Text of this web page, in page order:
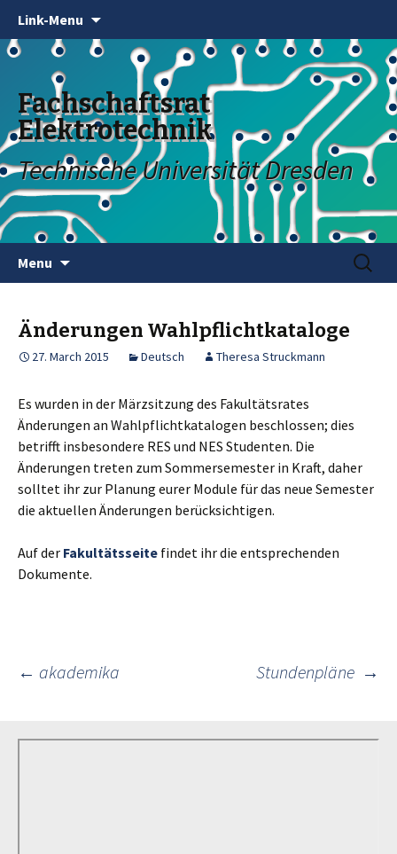
Link-Menu
Fachschaftsrat
Elektrotechnik
Technische Universität Dresden
Menu
Search
for:
Änderungen Wahlpflichtkataloge
27. March 2015 Deutsch Theresa Struckmann
Es wurden in der Märzsitzung des Fakultätsrates
Änderungen an Wahlpflichtkatalogen beschlossen; dies
betrifft insbesondere RES und NES Studenten. Die
Änderungen treten zum Sommersemester in Kraft, daher
solltet ihr zur Planung eurer Module für das neue Semester
die aktuellen Änderungen berücksichtigen.
Auf der Fakultätsseite findet ihr die entsprechenden
Dokumente.
Post
navigation
← akademika Stundenpläne →